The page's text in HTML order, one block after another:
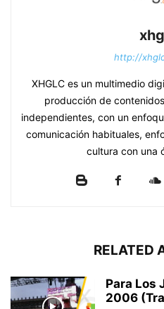
http://
XHGLC es un multimedio
producción de
independientes, con un
comunicación habituales,
cultura con una
RELATED
Para Los
2006